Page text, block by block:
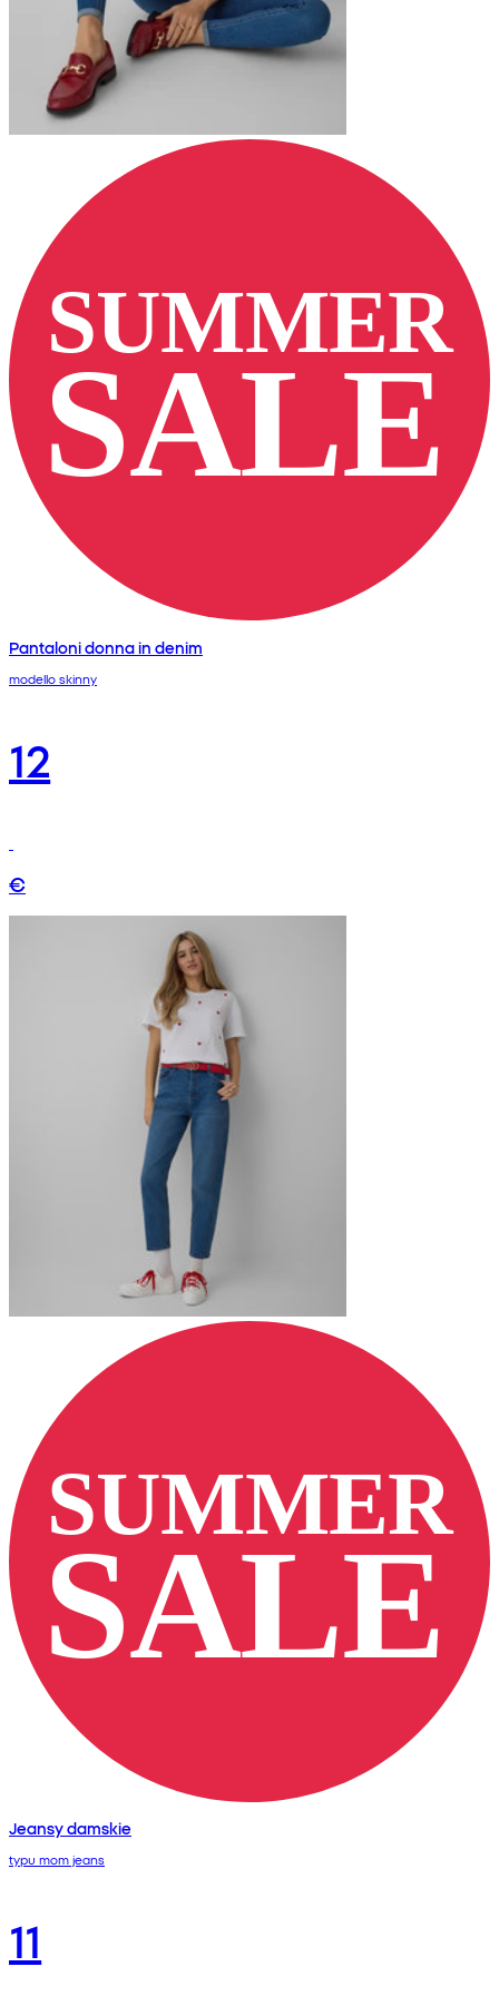
Pantaloni donna in denim
modello skinny
12
€
Jeansy damskie
typu mom jeans
11